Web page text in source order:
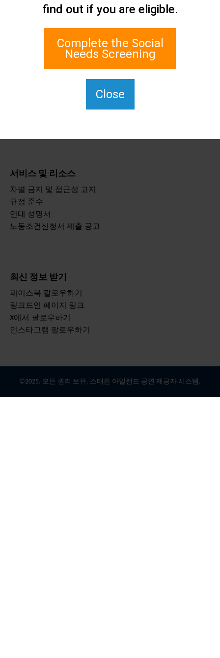
스태튼 아일랜드, 뉴욕
서비스 및 리소스
차별 금지 및 접근성 고지
규정 준수
연대 성명서
노동조건신청서 제출 공고
최신 정보 받기
페이스북 팔로우하기
링크드인 페이지 링크
X에서 팔로우하기
인스타그램 팔로우하기
©2025. 모든 권리 보유. 스태튼 아일랜드 공연 제공자 시스템.
find out if you are eligible.
Complete the Social
Needs Screening
Close